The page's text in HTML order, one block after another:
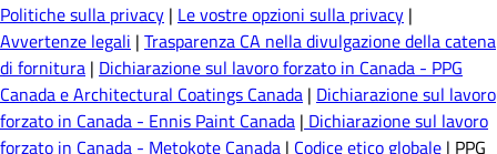
Politiche sulla privacy | Le vostre opzioni sulla privacy |
Avvertenze legali | Trasparenza CA nella divulgazione della catena
di fornitura | Dichiarazione sul lavoro forzato in Canada - PPG
Canada e Architectural Coatings Canada | Dichiarazione sul lavoro
forzato in Canada - Ennis Paint Canada | Dichiarazione sul lavoro
forzato in Canada - Metokote Canada | Codice etico globale | PPG